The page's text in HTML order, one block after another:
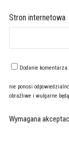
Stron internetowa
Dodanie
nie ponosi
obraźliwe i wulgarne
Wymagana